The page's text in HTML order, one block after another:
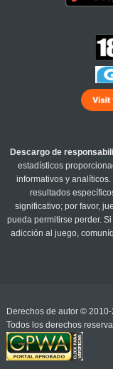
Descargo de
estadísticos
informativos y
resultados
significativo; por favor,
pueda permitirse perder.
adicción al juego,
Derechos de autor ©
Todos los derechos